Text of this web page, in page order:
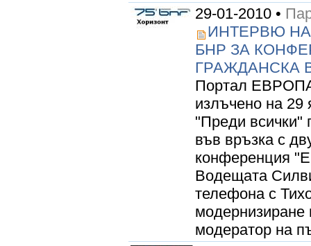
29-01-2010 •
ИНТЕРВЮ
БНР ЗА
ГРАЖДАНСКА
Портал ЕВРОПА
излъчено на 29
"Преди всички"
във връзка с
конференция
Водещата
телефона с
модератор на